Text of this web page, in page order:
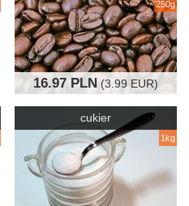
250g
16.97 PLN (3.99 EUR)
cukier
1kg